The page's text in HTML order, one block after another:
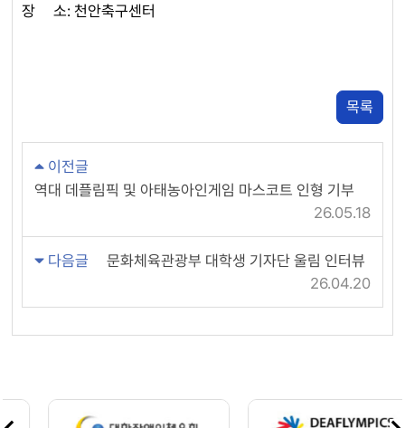
장 소: 천안축구센터
목록
이전글
역대 데플림픽 및 아태농아인게임 마스코트 인형 기부
26.05.18
다음글
문화체육관광부 대학생 기자단 울림 인터뷰
26.04.20